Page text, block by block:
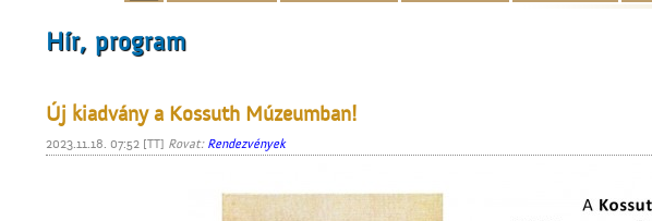
Hír, program
Új kiadvány a Kossuth Múzeumban!
2023.11.18. 07:52 [TT] Rovat: Rendezvények